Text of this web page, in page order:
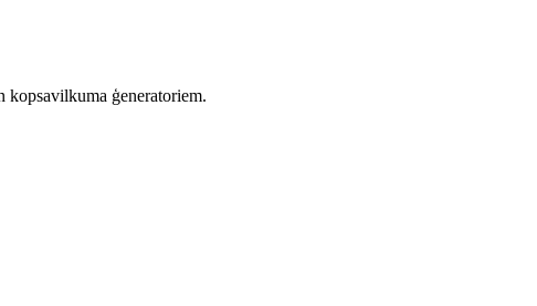
kopsavilkuma ģeneratoriem.